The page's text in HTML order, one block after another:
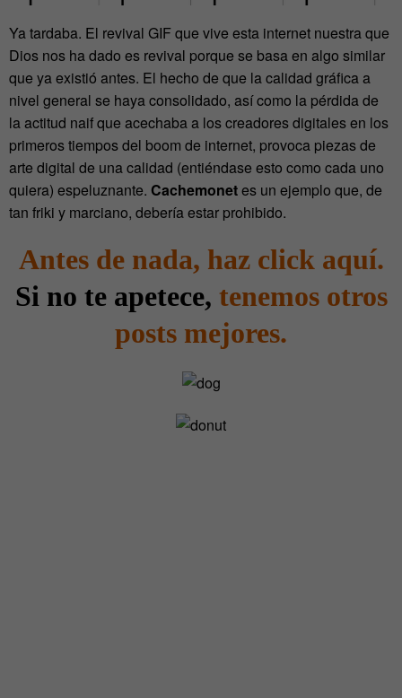
Ya tardaba. El revival GIF que vive esta internet nuestra que
Dios nos ha dado es revival porque se basa en algo similar
que ya existió antes. El hecho de que la calidad gráfica a
nivel general se haya consolidado, así como la pérdida de
la actitud naif que acechaba a los creadores digitales en los
primeros tiempos del boom de internet, provoca piezas de
arte digital de una calidad (entiéndase esto como cada uno
quiera) espeluznante. Cachemonetes un ejemplo que, de
tan friki y marciano, debería estar prohibido.
Antes de nada, haz click aquí.
Si no te apetece, tenemos otros
posts mejores.